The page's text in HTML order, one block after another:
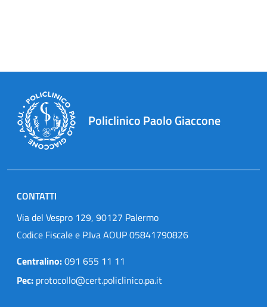
Policlinico Paolo Giaccone
CONTATTI
Via del Vespro 129, 90127 Palermo
Codice Fiscale e P.Iva AOUP 05841790826
Centralino:091 655 11 11
Pec: protocollo@cert.policlinico.pa.it